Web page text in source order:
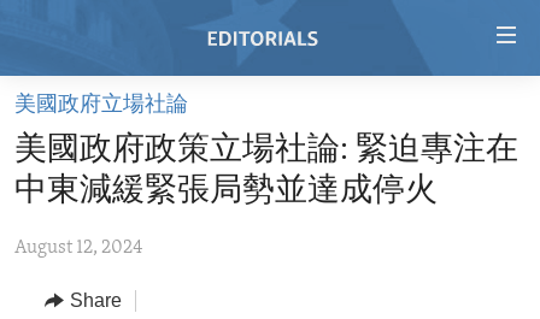
Skip
main
content
to
Navigation
HOME
VIDEO
REGIONS
AFRICA
TOPICS
美國政府立場社論
美國政府政策立場社論: 緊迫專注在
中東減緩緊張局勢並達成停火
August 12, 2024
Share